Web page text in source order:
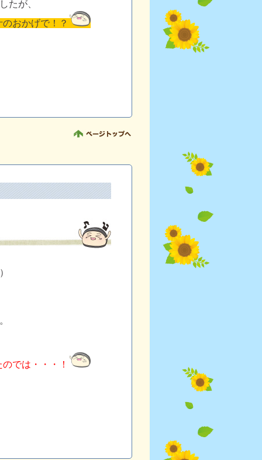
たが、
おかげで！？
では・・・！